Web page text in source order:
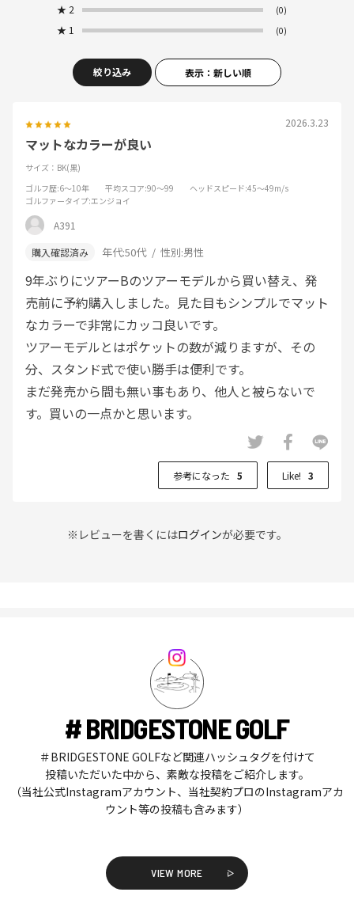
★ 2 (0)
★ 1 (0)
絞り込み 表示：新しい順
2026.3.23
マットなカラーが良い
サイズ：BK(黒)
ゴルフ歴:6～10年 平均スコア:90～99 ヘッドスピード:45～49m/s
ゴルファータイプ:エンジョイ
A391
年代:50代 性別:男性
9年ぶりにツアーBのツアーモデルから買い替え、発
売前に予約購入しました。見た目もシンプルでマット
なカラーで非常にカッコ良いです。
ツアーモデルとはポケットの数が減りますが、その
分、スタンド式で使い勝手は便利です。
まだ発売から間も無い事もあり、他人と被らないで
す。買いの一点かと思います。
参考になった 5 Like! 3
※レビューを書くにはログインが必要です。
# BRIDGESTONE GOLF
＃BRIDGESTONE GOLFなど関連ハッシュタグを付けて
投稿いただいた中から、素敵な投稿をご紹介します。
（当社公式Instagramアカウント、当社契約プロのInstagramアカ
ウント等の投稿も含みます）
VIEW MORE